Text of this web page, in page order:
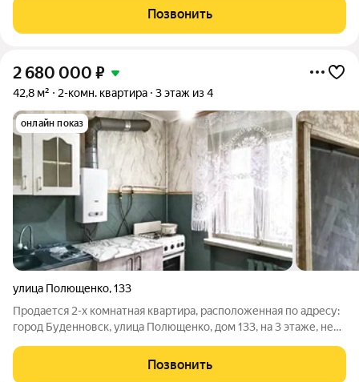
Позвонить
2 680 000 ₽
42,8 м² 2-комн. квартира 3 этаж из 4
онлайн показ
улица Полющенко,133
Продается 2-х комнатная квартира, расположенная по адресу:
город Буденновск, улица Полющенко, дом 133, на 3 этаже, не
ниша, балкон. Косметический ремонт частично, колонка,
сантехника новая
Позвонить